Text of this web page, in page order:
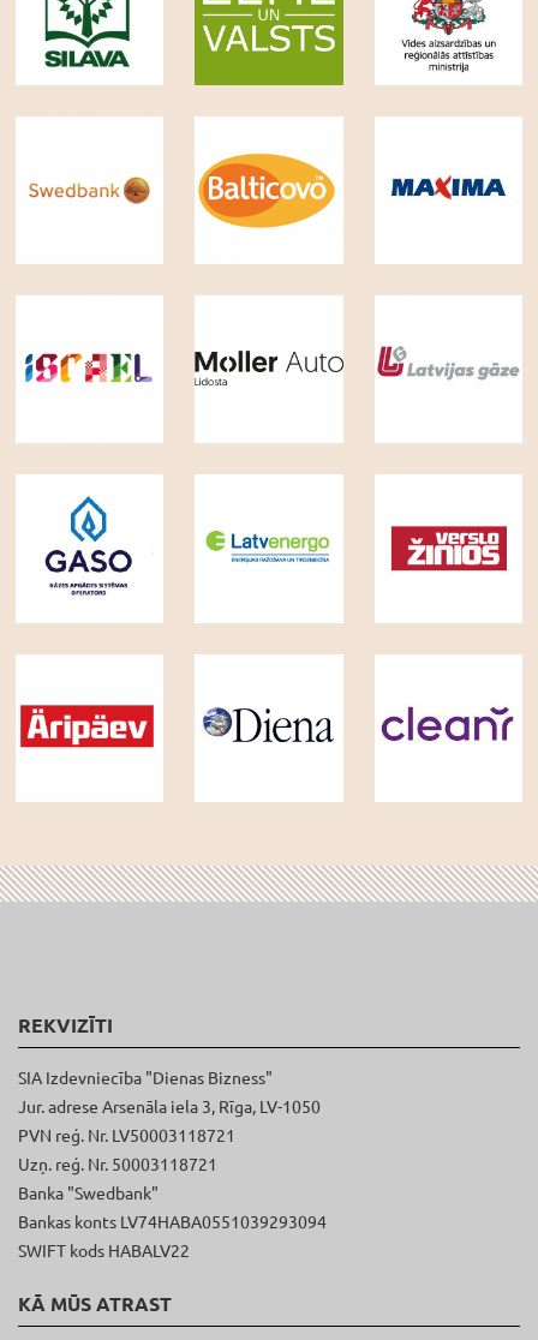
REKVIZĪTI
SIA Izdevniecība "Dienas Bizness"
Jur. adrese Arsenāla iela 3, Rīga, LV-1050
PVN reģ. Nr. LV50003118721
Uzņ. reģ. Nr. 50003118721
Banka "Swedbank"
Bankas konts LV74HABA0551039293094
SWIFT kods HABALV22
KĀ MŪS ATRAST